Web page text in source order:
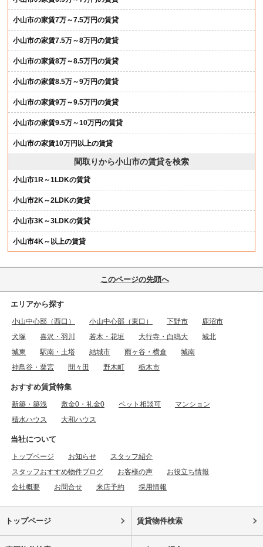
小山市の家賃7万～7.5万円の賃貸
小山市の家賃7.5万～8万円の賃貸
小山市の家賃8万～8.5万円の賃貸
小山市の家賃8.5万～9万円の賃貸
小山市の家賃9万～9.5万円の賃貸
小山市の家賃9.5万～10万円の賃貸
小山市の家賃10万円以上の賃貸
間取りから小山市の賃貸を検索
小山市1R～1LDKの賃貸
小山市2K～2LDKの賃貸
小山市3K～3LDKの賃貸
小山市4K～以上の賃貸
このページの先頭へ
エリアから探す
小山中心部（西口） 小山中心部（東口） 下野市
鹿沼市
犬塚
喜沢・羽川 若木・花垣 大行寺・白鳴大
城北
城東
駅南・土塔 結城市 雨ヶ谷・横倉
城南
神鳥谷・粟宮
間々田 野木町 栃木市
おすすめ賃貸特集
新築・築浅 敷金0・礼金0 ペット相談可
マンション
積水ハウス
大和ハウス
当社について
トップページ お知らせ
スタッフ紹介
スタッフおすすめ物件ブログ
お客様の声
お役立ち情報
会社概要
お問合せ 来店予約 採用情報
トップページ 賃貸物件検索